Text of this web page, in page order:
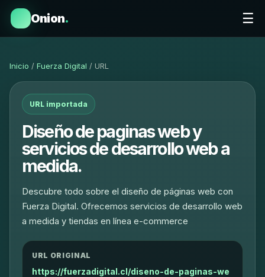
Onion. ☰
Inicio / Fuerza Digital / URL
URL importada
Diseño de paginas web y
servicios de desarrollo web a
medida.
Descubre todo sobre el diseño de páginas web con
Fuerza Digital. Ofrecemos servicios de desarrollo web
a medida y tiendas en línea e-commerce
URL ORIGINAL
https://fuerzadigital.cl/diseno-de-paginas-we